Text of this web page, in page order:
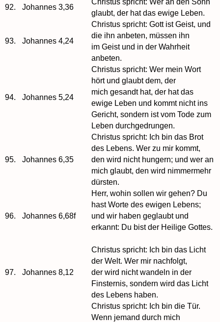
92. Johannes 3,36
glaubt, der hat das ewige Leben.
93. Johannes 4,24
Christus spricht: Gott ist Geist, und
die ihn anbeten, müssen ihn
im Geist und in der Wahrheit
anbeten.
94. Johannes 5,24
Christus spricht: Wer mein Wort
hört und glaubt dem, der
mich gesandt hat, der hat das
ewige Leben und kommt nicht ins
Gericht, sondern ist vom Tode zum
Leben durchgedrungen.
95. Johannes 6,35
Christus spricht: Ich bin das Brot
des Lebens. Wer zu mir kommt,
den wird nicht hungern; und wer an
mich glaubt, den wird nimmermehr
dürsten.
96. Johannes 6,68f
Herr, wohin sollen wir gehen? Du
hast Worte des ewigen Lebens;
und wir haben geglaubt und
erkannt: Du bist der Heilige Gottes.
97. Johannes 8,12
Christus spricht: Ich bin das Licht
der Welt. Wer mir nachfolgt,
der wird nicht wandeln in der
Finsternis, sondern wird das Licht
des Lebens haben.
Christus spricht: Ich bin die Tür.
Wenn jemand durch mich